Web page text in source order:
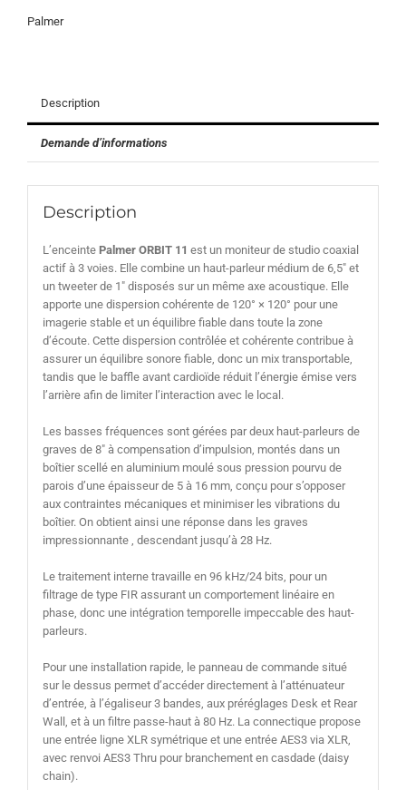
Palmer
Description
Demande d’informations
Description
L’enceinte Palmer ORBIT 11 est un moniteur de studio coaxial
actif à 3 voies. Elle combine un haut-parleur médium de 6,5″ et
un tweeter de 1″ disposés sur un même axe acoustique. Elle
apporte une dispersion cohérente de 120° × 120° pour une
imagerie stable et un équilibre fiable dans toute la zone
d’écoute. Cette dispersion contrôlée et cohérente contribue à
assurer un équilibre sonore fiable, donc un mix transportable,
tandis que le baffle avant cardioïde réduit l’énergie émise vers
l’arrière afin de limiter l’interaction avec le local.
Les basses fréquences sont gérées par deux haut-parleurs de
graves de 8″ à compensation d’impulsion, montés dans un
boîtier scellé en aluminium moulé sous pression pourvu de
parois d’une épaisseur de 5 à 16 mm, conçu pour s’opposer
aux contraintes mécaniques et minimiser les vibrations du
boîtier. On obtient ainsi une réponse dans les graves
impressionnante , descendant jusqu’à 28 Hz.
Le traitement interne travaille en 96 kHz/24 bits, pour un
filtrage de type FIR assurant un comportement linéaire en
phase, donc une intégration temporelle impeccable des haut-
parleurs.
Pour une installation rapide, le panneau de commande situé
sur le dessus permet d’accéder directement à l’atténuateur
d’entrée, à l’égaliseur 3 bandes, aux préréglages Desk et Rear
Wall, et à un filtre passe-haut à 80 Hz. La connectique propose
une entrée ligne XLR symétrique et une entrée AES3 via XLR,
avec renvoi AES3 Thru pour branchement en casdade (daisy
chain).